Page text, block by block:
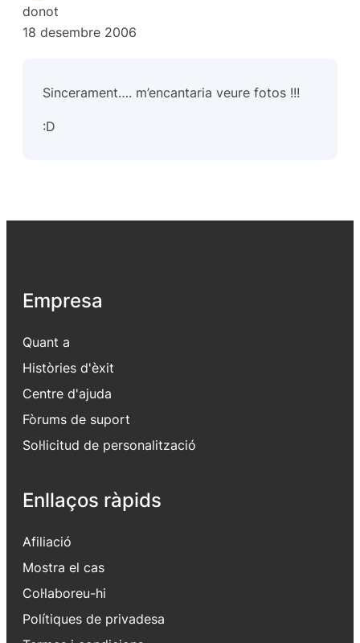
donot
18 desembre 2006
Sincerament…. m’encantaria veure fotos !!!
:D
Empresa
Quant a
Històries d'èxit
Centre d'ajuda
Fòrums de suport
Sol·licitud de personalització
Enllaços ràpids
Afiliació
Mostra el cas
Col·laboreu-hi
Polítiques de privadesa